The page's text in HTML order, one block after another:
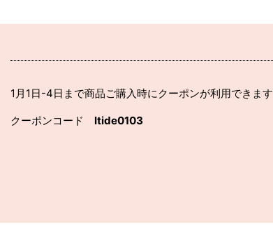
1月1日-4日まで商品ご購入時にクーポンが利用できます
クーポンコード ltide0103